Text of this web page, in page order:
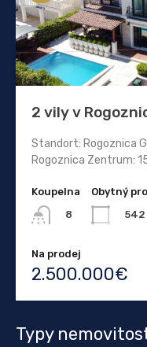
2 vily v
Standort: Rogoznica
Rogoznica Zentrum:
Koupelna
8
Obytný
542
Na prodej
2.500.000€
Typy